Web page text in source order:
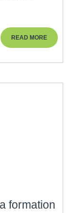
READ MOREREAD
MORE
formation